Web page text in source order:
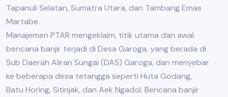
Tapanuli Selatan, Sumatra Utara, dan Tambang Emas
Martabe.
Manajemen PTAR mengeklaim, titik utama dan awal
bencana banjir terjadi di Desa Garoga, yang berada di
Sub Daerah Aliran Sungai (DAS) Garoga, dan menyebar
ke beberapa desa tetangga seperti Huta Godang,
Batu Horing, Sitinjak, dan Aek Ngadol. Bencana banjir